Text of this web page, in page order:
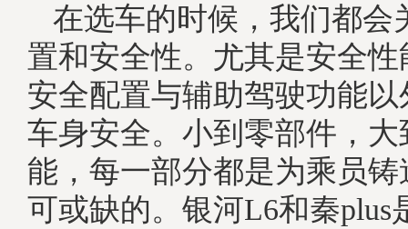
在选车的时候，我们都会
置和安全性。尤其是安全
安全配置与辅助驾驶功能
车身安全。小到零部件，
能，每一部分都是为乘员
可或缺的。银河L6和秦plus